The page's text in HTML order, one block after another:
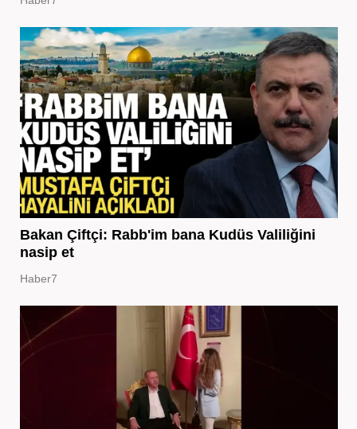
Bakan Çiftçi: Rabb'im bana Kudüs Valiliğini
nasip et
Haber7